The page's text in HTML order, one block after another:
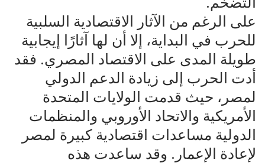
على الرغم من الآثار الاقتصادية السلبية
للحرب في البداية، إلا أن لها آثارًا إيجابية
طويلة المدى على الاقتصاد المصري. فقد
أدت الحرب إلى زيادة الدعم الدولي
لمصر، حيث قدمت الولايات المتحدة
الأمريكية والاتحاد الأوروبي والمنظمات
الدولية مساعدات اقتصادية كبيرة لمصر
لإعادة الإعمار. وقد ساعدت هذه